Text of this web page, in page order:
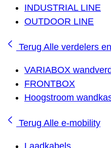
INDUSTRIAL LINE
OUTDOOR LINE
Terug Alle verdelers
VARIABOX
FRONTBOX
Hoogstroom
Terug Alle e-mobility
Laadkabels